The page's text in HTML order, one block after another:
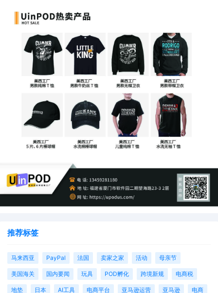
期为275.223亿元。
快手：三季度总营收达356亿元，经营利润同比增长
69.9%
快手发布2025年第三季度财报。财报显示，三季度
公司营收356亿元，经营利润达53亿元，同比增长
69.9%。本季度OneRec、G4RL等AI技术为快手
国内线上营销服务收入贡献约4-5%的增量。AI生
成内容在营销场景中的渗透率显著提升，Q3由
AIGC营销素材带来的线上营销服务消耗金额已超过
前10月广州外贸进出口突破万亿元
推荐标签
马来西亚 PayPal 法国 卖家之家 活动 母亲节
美国海关 国内要闻 玩具 POD孵化 跨境新规 电商税
地垫 日本 AI工具 电商平台 亚马逊运营 亚马逊 电商